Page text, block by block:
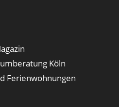
Köln
Ferienwohnungen